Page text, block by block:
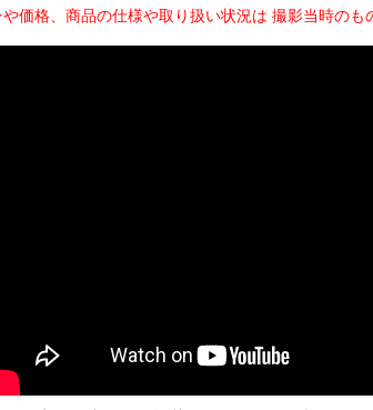
価格、商品の仕様や取り扱い状況は 撮影当時のも